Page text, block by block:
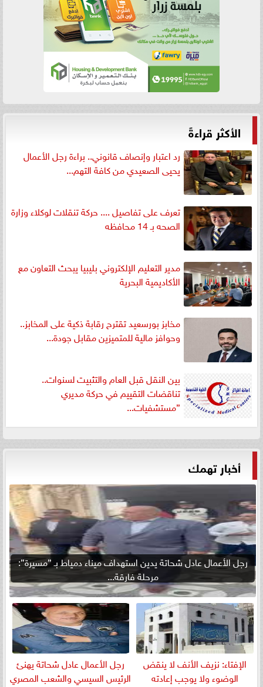
الأكثر قراءةً
رد اعتبار وإنصاف قانوني.. براءة رجل الأعمال
يحيى الصعيدي من كافة التهم...
تعرف على تفاصيل .... حركة تنقلات لوكلاء وزارة
الصحه بـ 14 محافظه
مدير التعليم الإلكتروني بليبيا يبحث التعاون مع
الأكاديمية البحرية
مخابز بورسعيد تقترح رقابة ذكية على المخابز..
وحوافز مالية للمتميزين مقابل جودة...
بين النقل قبل العام والتثبيت لسنوات..
تناقضات التقييم في حركة مديري
”مستشفيات...
أخبار تهمك
رجل الأعمال عادل شحاتة يدين استهداف ميناء دمياط بـ ”مسيرة”:
مرحلة فارقة...
الإفتاء: نزيف الأنف لا ينقض
الوضوء ولا يوجب إعادته
رجل الأعمال عادل شحاتة يهنئ
الرئيس السيسي والشعب المصري